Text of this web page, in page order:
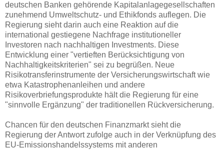
deutschen Banken gehörende Kapitalanlagegesellschaften
zunehmend Umweltschutz- und Ethikfonds auflegen. Die
Regierung sieht darin auch eine Reaktion auf die
international gestiegene Nachfrage institutioneller
Investoren nach nachhaltigen Investments. Diese
Entwicklung einer "vertieften Berücksichtigung von
Nachhaltigkeitskriterien" sei zu begrüßen. Neue
Risikotransferinstrumente der Versicherungswirtschaft wie
etwa Katastrophenanleihen und andere
Risikoverbriefungsprodukte hält die Regierung für eine
"sinnvolle Ergänzung" der traditionellen Rückversicherung.
Chancen für den deutschen Finanzmarkt sieht die
Regierung der Antwort zufolge auch in der Verknüpfung des
EU-Emissionshandelssystems mit anderen